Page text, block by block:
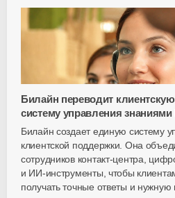
Билайн переводит
систему управления знаниями
Билайн создает единую систему
клиентской поддержки. Она
сотрудников контакт-центра ,
и ИИ-инструменты , чтобы
получать точные ответы и